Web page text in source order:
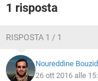
1 risposta
RISPOSTA 1 / 1
Noureddine
26 ott 2016 alle